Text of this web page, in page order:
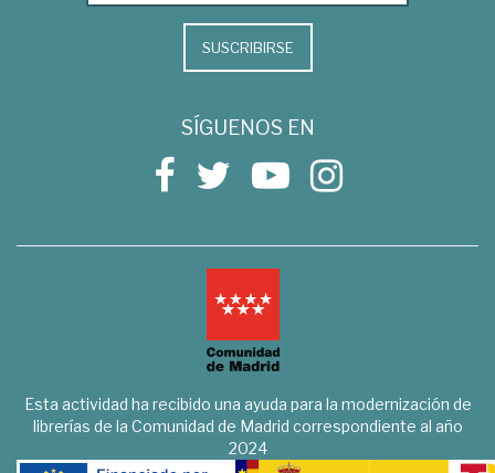
SUSCRIBIRSE
SÍGUENOS EN
Esta actividad ha recibido una ayuda para la modernización de
librerías de la Comunidad de Madrid correspondiente al año
2024